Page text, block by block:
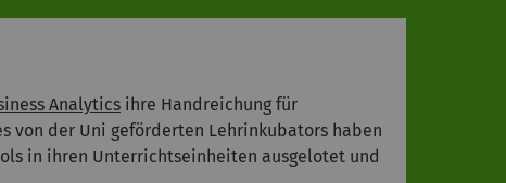
Analytics ihre Handreichung für
von der Uni geförderten Lehrinkubators haben
in ihren Unterrichtseinheiten ausgelotet und